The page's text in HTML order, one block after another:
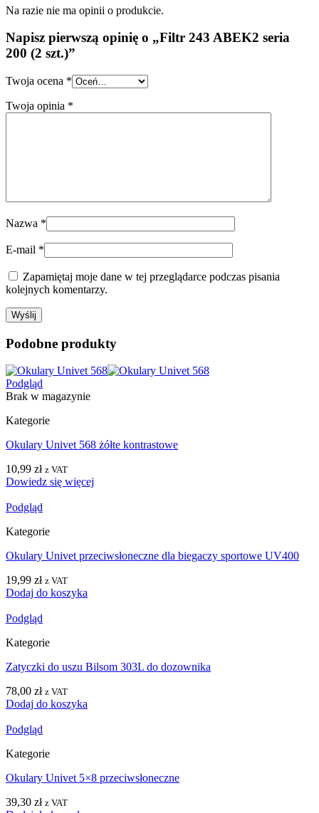
Na razie nie ma opinii o produkcie.
Napisz pierwszą opinię o „Filtr 243 ABEK2 seria
200 (2 szt.)”
Twoja ocena *
Twoja opinia *
Nazwa *
E-mail *
Zapamiętaj moje dane w tej przeglądarce podczas pisania
kolejnych komentarzy.
Podobne produkty
Podgląd
Brak w magazynie
Kategorie
Okulary Univet 568 żółte kontrastowe
10,99 zł z VAT
Dowiedz się więcej
Podgląd
Kategorie
Okulary Univet przeciwsłoneczne dla biegaczy sportowe UV400
19,99 zł z VAT
Dodaj do koszyka
Podgląd
Kategorie
Zatyczki do uszu Bilsom 303L do dozownika
78,00 zł z VAT
Dodaj do koszyka
Podgląd
Kategorie
Okulary Univet 5×8 przeciwsłoneczne
39,30 zł z VAT